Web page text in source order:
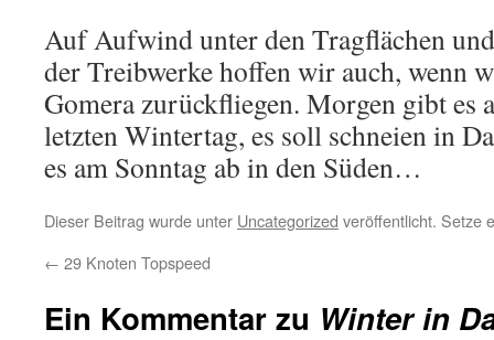
Auf Aufwind unter den Tragflächen
der Treibwerke hoffen wir auch, wenn
Gomera zurückfliegen. Morgen gibt es
letzten Wintertag, es soll schneien in
es am Sonntag ab in den Süden…
Dieser Beitrag wurde unter Uncategorized veröffentlicht. Setze
← 29 Knoten Topspeed
Ein Kommentar zu Winter in